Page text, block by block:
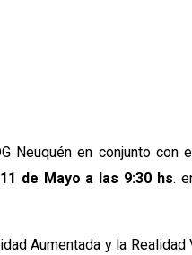
Neuquén en conjunto con
de Mayo a las 9:30 hs.
Aumentada y la